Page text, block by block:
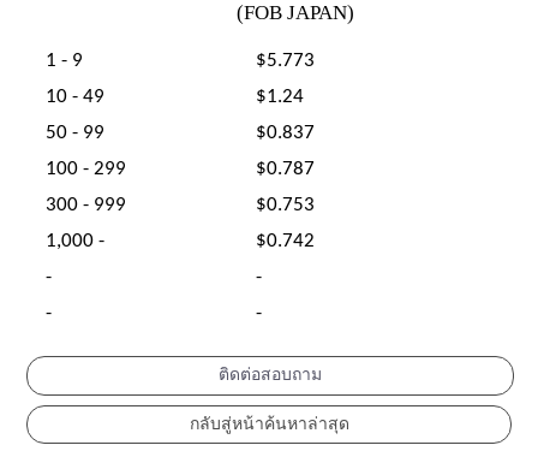
(FOB JAPAN)
1 - 9
$5.773
10 - 49
$1.24
50 - 99
$0.837
100 - 299
$0.787
300 - 999
$0.753
1,000 -
$0.742
-
-
-
-
ติดต่อสอบถาม